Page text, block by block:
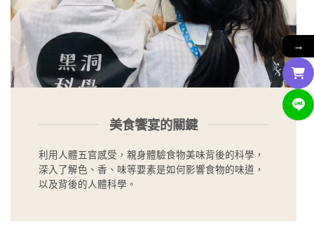
美食饗宴的關鍵
利用人體五官感受，親身體驗食物美味背後的科學，
深入了解色、香、味等要素是如何影響食物的味道，
以及背後的人體科學。
→